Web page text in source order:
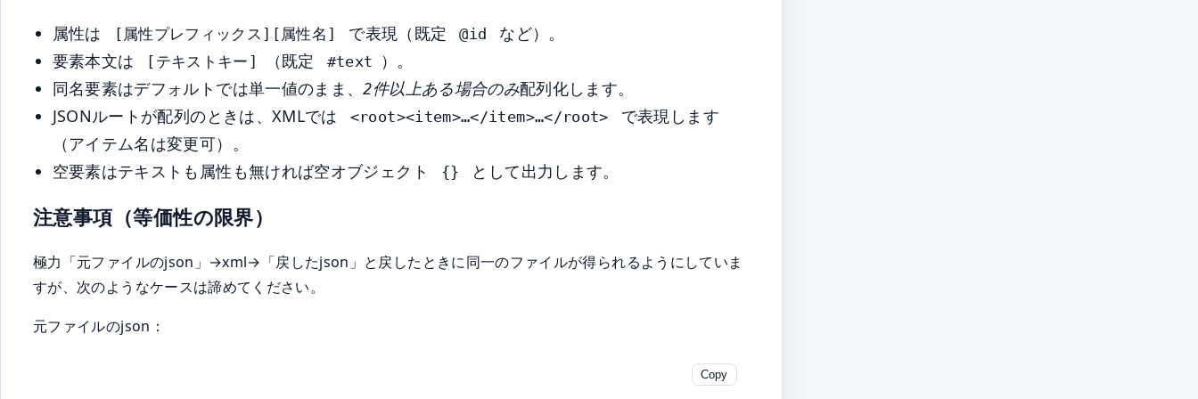
属性は [属性プレフィックス][属性名] で表現（既定 @id
など）。
要素本文は
[テキストキー] （既定 #text
）。
同名要素はデフォルトでは単一値のまま、2件以上ある場合のみ配列化します。
JSONルートが配列のときは、XMLでは
<root><item>…</item>…</root>
で表現します
（アイテム名は変更可）。
空要素はテキストも属性も無ければ空オブジェクト
{} として出力します。
注意事項（等価性の限界）
極力「元ファイルのjson」→xml→「戻したjson」と戻したときに同一のファイルが得られるようにしていま
すが、次のようなケースは諦めてください。
元ファイルのjson：
Copy